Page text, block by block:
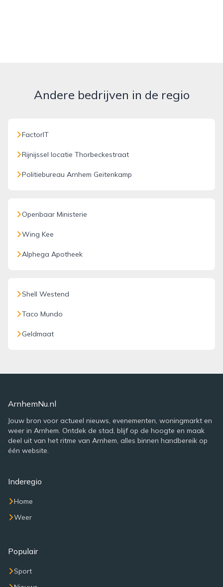
Andere bedrijven in de regio
FactorIT
Rijnijssel locatie Thorbeckestraat
Politiebureau Arnhem Geitenkamp
Openbaar Ministerie
Wing Kee
Alphega Apotheek
Shell Westend
Taco Mundo
Geldmaat
ArnhemNu.nl
Jouw bron voor actueel nieuws, evenementen, woningmarkt en
weer in Arnhem. Ontdek de stad, blijf op de hoogte en maak
deel uit van het ritme van Arnhem, alles binnen handbereik op
één website.
Inderegio
Home
Weer
Populair
Sport